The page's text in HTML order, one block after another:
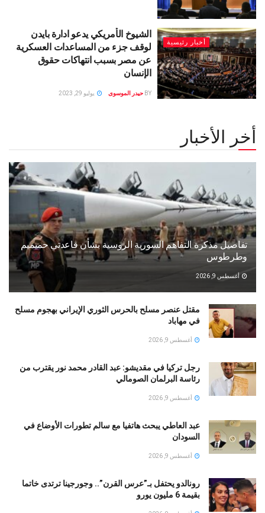
أخبار رئيسية
الشيوخ الأمريكي يدعو ادارة بايدن
لوقف جزء من المساعدات العسكرية
عن مصر بسبب انتهاكات حقوق
الإنسان
BY حيدر الموسوى يوليو 29, 2023
أخر الأخبار
تفاصيل مذكرة التفاهم السورية الروسية بشأن قاعدتي حميميم
وطرطوس
أغسطس 9, 2026
مقتل عنصر مسلح بالحرس الثوري الإيراني بهجوم مسلح
في مهاباد
أغسطس 9, 2026
رجل تركيا في مقديشو: عبد القادر محمد نور يقترب من
رئاسة البرلمان الصومالي
أغسطس 9, 2026
عبد العاطي يبحث هاتفيا مع سالم تطورات الأوضاع في
السودان
أغسطس 9, 2026
رونالدو يحتفل بـ”عرس القرن”.. وجورجينا ترتدى خاتما
بقيمة 6 مليون يورو